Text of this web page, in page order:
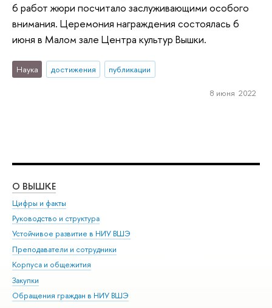
6 работ жюри посчитало заслуживающими особого
внимания. Церемония награждения состоялась 6
июня в Малом зале Центра культур Вышки.
Наука достижения публикации
8 июня 2022
О ВЫШКЕ
Цифры и факты
Руководство и структура
Устойчивое развитие в НИУ ВШЭ
Преподаватели и сотрудники
Корпуса и общежития
Закупки
Обращения граждан в НИУ ВШЭ